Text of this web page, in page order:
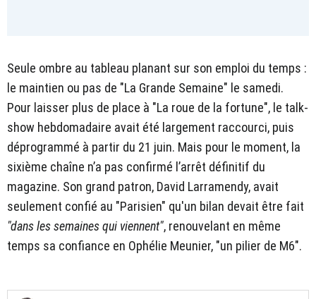
Seule ombre au tableau planant sur son emploi du temps :
le maintien ou pas de "La Grande Semaine" le samedi.
Pour laisser plus de place à "La roue de la fortune", le talk-
show hebdomadaire avait été largement raccourci, puis
déprogrammé à partir du 21 juin. Mais pour le moment, la
sixième chaîne n’a pas confirmé l’arrêt définitif du
magazine. Son grand patron, David Larramendy, avait
seulement confié au "Parisien" qu'un bilan devait être fait
"dans les semaines qui viennent", renouvelant en même
temps sa confiance en Ophélie Meunier, "un pilier de M6".